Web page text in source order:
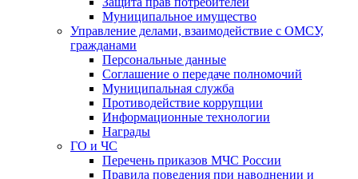
Муниципальное имущество
Управление делами, взаимодействие с ОМСУ,
гражданами
Персональные данные
Соглашение о передаче полномочий
Муниципальная служба
Противодействие коррупции
Информационные технологии
Награды
ГО и ЧС
Перечень приказов МЧС России
Правила поведения при наводнении и